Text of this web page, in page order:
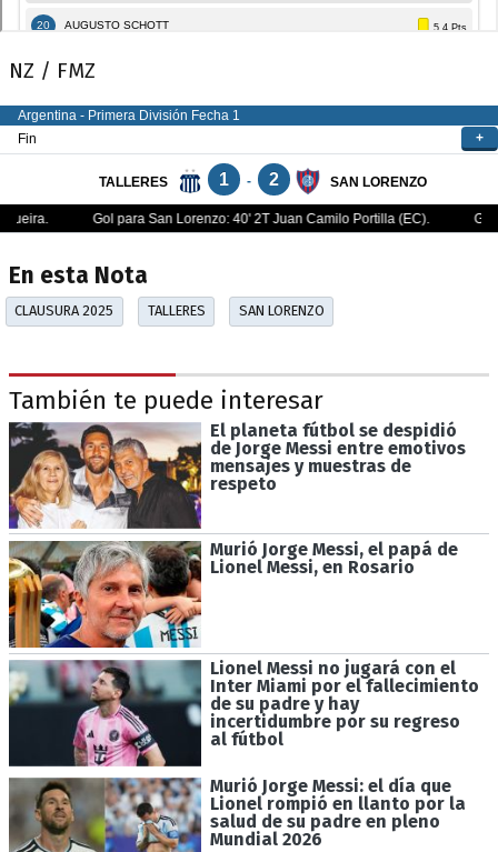
NZ / FMZ
En esta Nota
CLAUSURA 2025 TALLERES SAN LORENZO
También te puede interesar
El planeta fútbol se despidió
de Jorge Messi entre emotivos
mensajes y muestras de
respeto
Murió Jorge Messi, el papá de
Lionel Messi, en Rosario
Lionel Messi no jugará con el
Inter Miami por el fallecimiento
de su padre y hay
incertidumbre por su regreso
al fútbol
Murió Jorge Messi: el día que
Lionel rompió en llanto por la
salud de su padre en pleno
Mundial 2026